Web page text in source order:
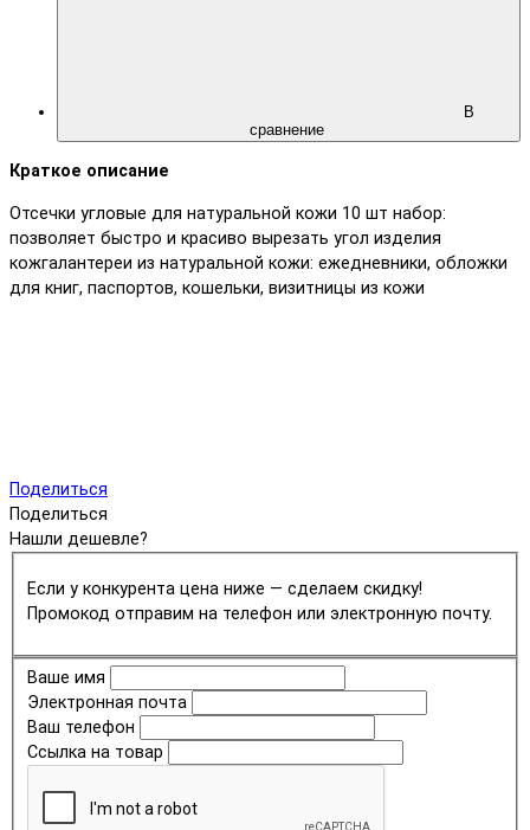
В
сравнение
Краткое описание
Отсечки угловые для натуральной кожи 10 шт набор:
позволяет быстро и красиво вырезать угол изделия
кожгалантереи из натуральной кожи: ежедневники, обложки
для книг, паспортов, кошельки, визитницы из кожи
Поделиться
Поделиться
Нашли дешевле?
Если у конкурента цена ниже — сделаем скидку!
Промокод отправим на телефон или электронную почту.
Ваше имя
Электронная почта
Ваш телефон
Ссылка на товар